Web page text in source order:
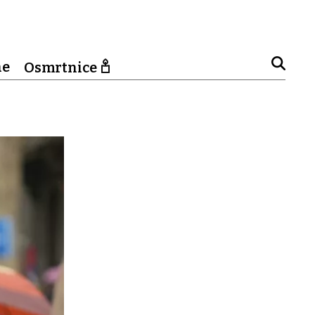
Osmrtnice